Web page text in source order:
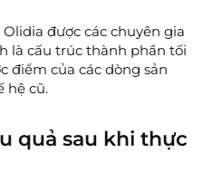
được các chuyên gia
là cấu trúc thành phần tối
điểm của các dòng sản
hệ cũ.
quả sau khi thực